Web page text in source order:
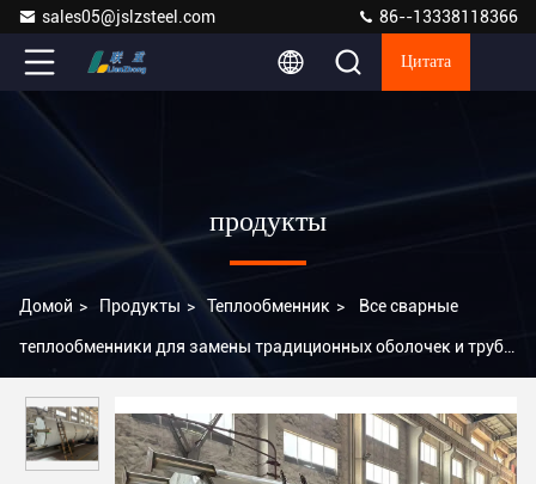
sales05@jslzsteel.com 86--13338118366
Цитата
продукты
Домой > Продукты > Теплообменник > Все сварные
теплообменники для замены традиционных оболочек и труб в